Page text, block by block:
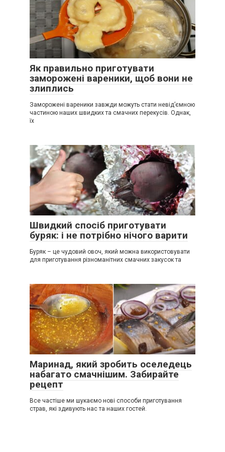
Як правильно приготувати
заморожені вареники, щоб вони не
злиплись
Заморожені вареники завжди можуть стати невід’ємною
частиною наших швидких та смачних перекусів. Однак,
їх
Швидкий спосіб приготувати
буряк: і не потрібно нічого варити
Буряк – це чудовий овоч, який можна використовувати
для приготування різноманітних смачних закусок та
Маринад, який зробить оселедець
набагато смачнішим. Забирайте
рецепт
Все частіше ми шукаємо нові способи приготування
страв, які здивують нас та наших гостей.